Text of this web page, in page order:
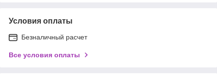
Условия оплаты
Безналичный расчет
Все условия оплаты